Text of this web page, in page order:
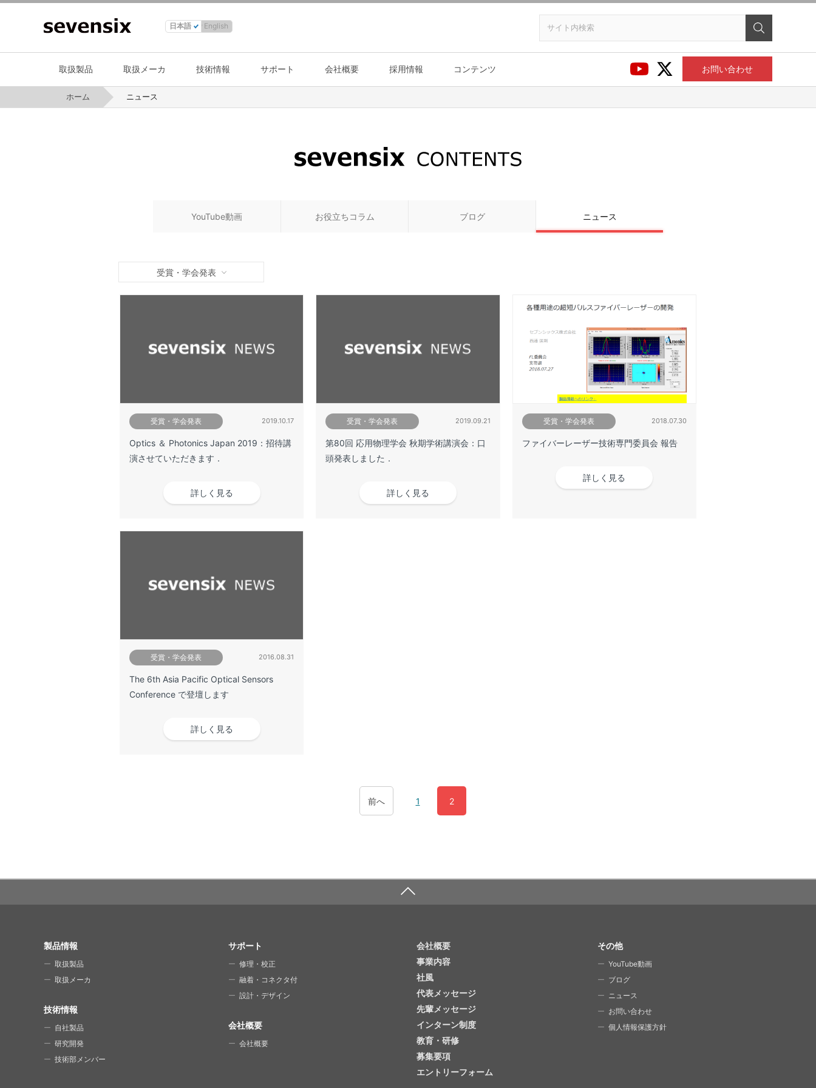
日本語 English
取扱製品 取扱メーカ 技術情報 サポート 会社概要 採用情報 コンテンツ お問い合わせ
ホーム ニュース
YouTube動画 お役立ちコラム ブログ ニュース
受賞・学会発表
受賞・学会発表 2019.10.17
Optics ＆ Photonics Japan 2019：招待講
演させていただきます．
詳しく見る
受賞・学会発表 2019.09.21
第80回 応用物理学会 秋期学術講演会：口
頭発表しました．
詳しく見る
受賞・学会発表 2018.07.30
ファイバーレーザー技術専門委員会 報告
詳しく見る
受賞・学会発表 2016.08.31
The 6th Asia Pacific Optical Sensors
Conference で登壇します
詳しく見る
前へ 1 2
SITE MAP
製品情報
取扱製品
取扱メーカ
技術情報
自社製品
研究開発
技術部メンバー
サポート
修理・校正
融着・コネクタ付
設計・デザイン
会社概要
会社概要
会社概要
事業内容
社風
代表メッセージ
先輩メッセージ
インターン制度
教育・研修
募集要項
エントリーフォーム
その他
YouTube動画
ブログ
ニュース
お問い合わせ
個人情報保護方針